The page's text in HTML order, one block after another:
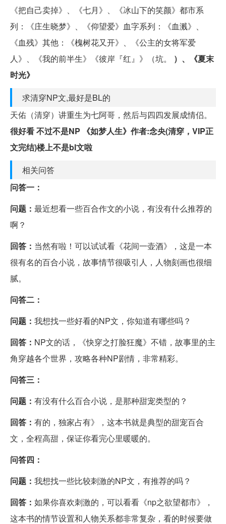
《把自己卖掉》、《七月》、《冰山下的笑颜》都市系
列：《庄生晓梦》、《仰望爱》血字系列：《血溅》、
《血残》其他：《槐树花又开》、《公主的女将军爱
人》、《我的前半生》《彼岸『红』》（坑。 ）、《夏末
时光》
求清穿NP文,最好是BL的
天佑（清穿）讲重生为七阿哥，然后与四四发展成情侣。
很好看 不过不是NP 《如梦人生》作者:念央(清穿，VIP正
文完结)楼上不是bl文啦
相关问答
问答一：
问题： 最近想看一些百合作文的小说，有没有什么推荐的
啊？
回答： 当然有啦！可以试试看《花间一壶酒》，这是一本
很有名的百合小说，故事情节很吸引人，人物刻画也很细
腻。
问答二：
问题： 我想找一些好看的NP文，你知道有哪些吗？
回答： NP文的话，《快穿之打脸狂魔》不错，故事里的主
角穿越各个世界，攻略各种NP剧情，非常精彩。
问答三：
问题： 有没有什么百合小说，是那种甜宠类型的？
回答： 有的，独家占有》，这本书就是典型的甜宠百合
文，全程高甜，保证你看完心里暖暖的。
问答四：
问题： 我想找一些比较刺激的NP文，有推荐的吗？
回答： 如果你喜欢刺激的，可以看看《np之欲望都市》，
这本书的情节设置和人物关系都非常复杂，看的时候要做